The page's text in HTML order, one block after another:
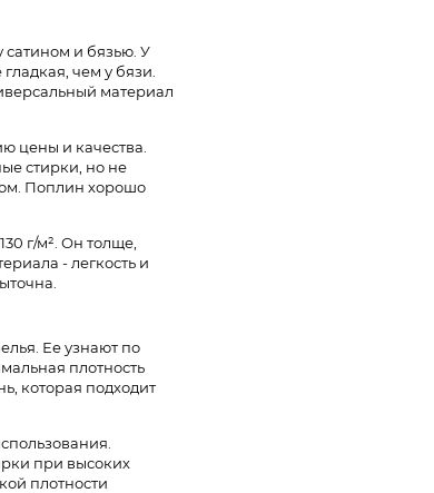
и бязью. У
чем у бязи.
материал
цены и качества.
стирки, но не
Поплин хорошо
г/м². Он толще,
- легкость и
Ее узнают по
плотность
которая подходит
при высоких
плотности